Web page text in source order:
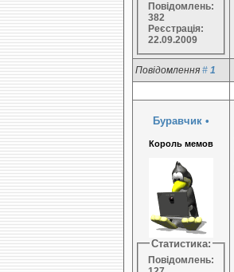
Повідомлень:
382
Реєстрація:
22.09.2009
Повідомлення # 1
Буравчик •
Король мемов
Статистика:
Повідомлень: